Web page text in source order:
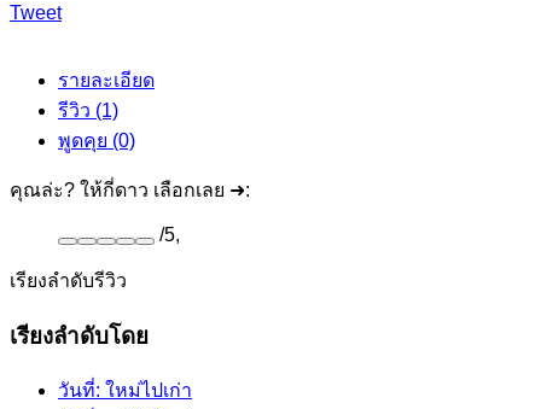
Tweet
รายละเอียด
รีวิว (1)
พูดคุย (0)
คุณล่ะ? ให้กี่ดาว เลือกเลย ➜:
/5,
เรียงลำดับรีวิว
เรียงลำดับโดย
วันที่: ใหม่ไปเก่า